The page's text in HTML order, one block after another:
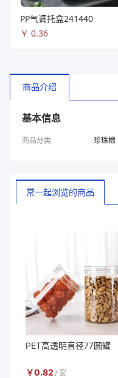
PP气调托盒241440
￥ 0.36
商品介绍
基本信息
商品分类 珍珠棉
常一起浏览的商品
PET高透明直径77圆罐
￥0.82 / 套